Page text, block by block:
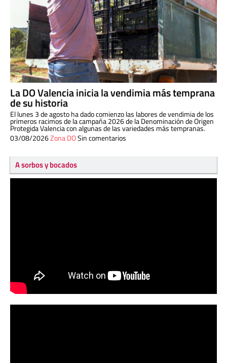
La DO Valencia inicia la vendimia más temprana
de su historia
El lunes 3 de agosto ha dado comienzo las labores de vendimia de los
primeros racimos de la campaña 2026 de la Denominación de Origen
Protegida Valencia con algunas de las variedades más tempranas.
03/08/2026Zona DOSin comentarios
A sorbos y bocados